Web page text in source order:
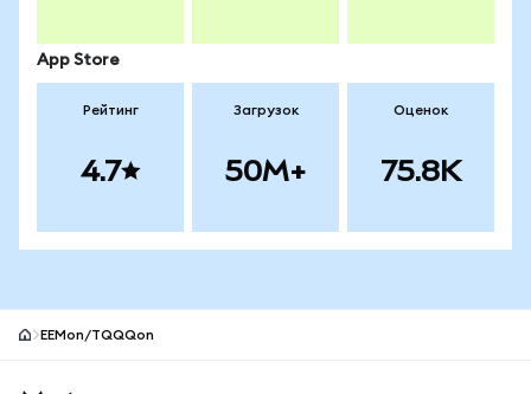
App Store
Рейтинг
4.7
Загрузок
50M+
Оценок
75.8K
EEMon/TQQQon